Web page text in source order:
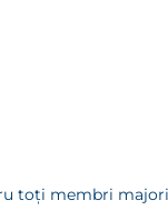
toţi membri